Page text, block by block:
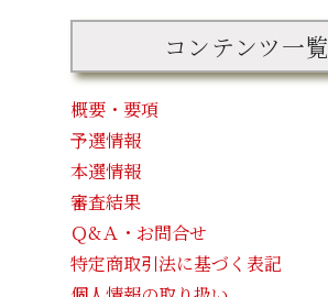
コンテンツ一覧
概要・要項
予選情報
本選情報
審査結果
Ｑ&Ａ・お問合せ
特定商取引法に基づく表記